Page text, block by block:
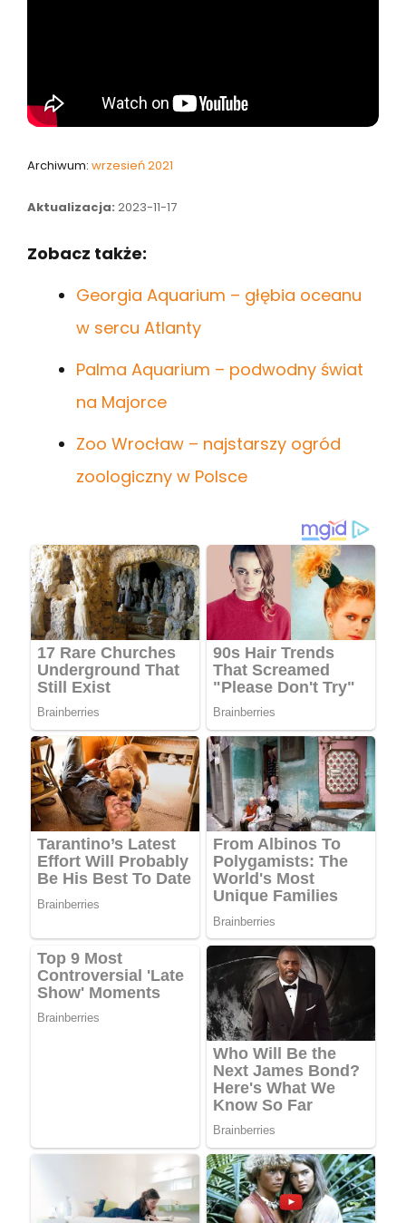
Archiwum: wrzesień 2021
Aktualizacja: 2023-11-17
Zobacz także:
Georgia Aquarium – głębia oceanu
w sercu Atlanty
Palma Aquarium – podwodny świat
na Majorce
Zoo Wrocław – najstarszy ogród
zoologiczny w Polsce